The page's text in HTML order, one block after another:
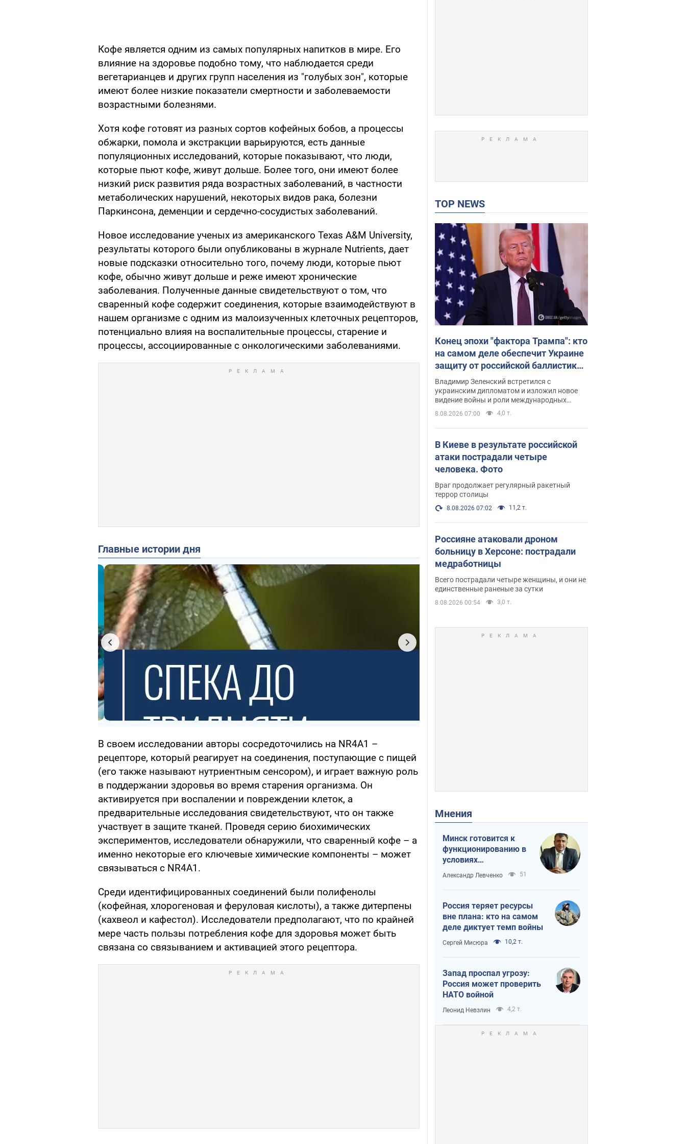
Кофе является одним из самых популярных напитков в мире. Его
влияние на здоровье подобно тому, что наблюдается среди
вегетарианцев и других групп населения из "голубых зон", которые
имеют более низкие показатели смертности и заболеваемости
возрастными болезнями.
Хотя кофе готовят из разных сортов кофейных бобов, а процессы
обжарки, помола и экстракции варьируются, есть данные
популяционных исследований, которые показывают, что люди,
которые пьют кофе, живут дольше. Более того, они имеют более
низкий риск развития ряда возрастных заболеваний, в частности
метаболических нарушений, некоторых видов рака, болезни
Паркинсона, деменции и сердечно-сосудистых заболеваний.
Новое исследование ученых из американского Texas A&M University,
результаты которого были опубликованы в журнале Nutrients, дает
новые подсказки относительно того, почему люди, которые пьют
кофе, обычно живут дольше и реже имеют хронические
заболевания. Полученные данные свидетельствуют о том, что
сваренный кофе содержит соединения, которые взаимодействуют в
нашем организме с одним из малоизученных клеточных рецепторов,
потенциально влияя на воспалительные процессы, старение и
процессы, ассоциированные с онкологическими заболеваниями.
Главные истории дня
В своем исследовании авторы сосредоточились на NR4A1 –
рецепторе, который реагирует на соединения, поступающие с пищей
(его также называют нутриентным сенсором), и играет важную роль
в поддержании здоровья во время старения организма. Он
активируется при воспалении и повреждении клеток, а
предварительные исследования свидетельствуют, что он также
участвует в защите тканей. Проведя серию биохимических
экспериментов, исследователи обнаружили, что сваренный кофе – а
именно некоторые его ключевые химические компоненты – может
связываться с NR4A1.
Среди идентифицированных соединений были полифенолы
(кофейная, хлорогеновая и феруловая кислоты), а также дитерпены
(кахвеол и кафестол). Исследователи предполагают, что по крайней
мере часть пользы потребления кофе для здоровья может быть
связана со связыванием и активацией этого рецептора.
TOP NEWS
Конец эпохи "фактора Трампа": кто
на самом деле обеспечит Украине
защиту от российской баллистики.
Интервью с Безсмертным
Владимир Зеленский встретился с
украинским дипломатом и изложил новое
видение войны и роли международных
партнеров в борьбе с Россией
8.08.2026 07:00 4,0 т.
В Киеве в результате российской
атаки пострадали четыре
человека. Фото
Враг продолжает регулярный ракетный
террор столицы
8.08.2026 07:02 11,2 т.
Россияне атаковали дроном
больницу в Херсоне: пострадали
медработницы
Всего пострадали четыре женщины, и они не
единственные раненые за сутки
8.08.2026 00:54 3,0 т.
Мнения
Минск готовится к
функционированию в
условиях
масштабного
военного кризиса
Александр Левченко 51
Россия теряет ресурсы
вне плана: кто на самом
деле диктует темп войны
Сергей Мисюра 10,2 т.
Запад проспал угрозу:
Россия может проверить
НАТО войной
Леонид Невзлин 4,2 т.